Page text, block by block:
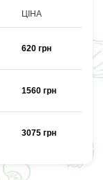
ЦІНА
620 грн
1560 грн
3075 грн